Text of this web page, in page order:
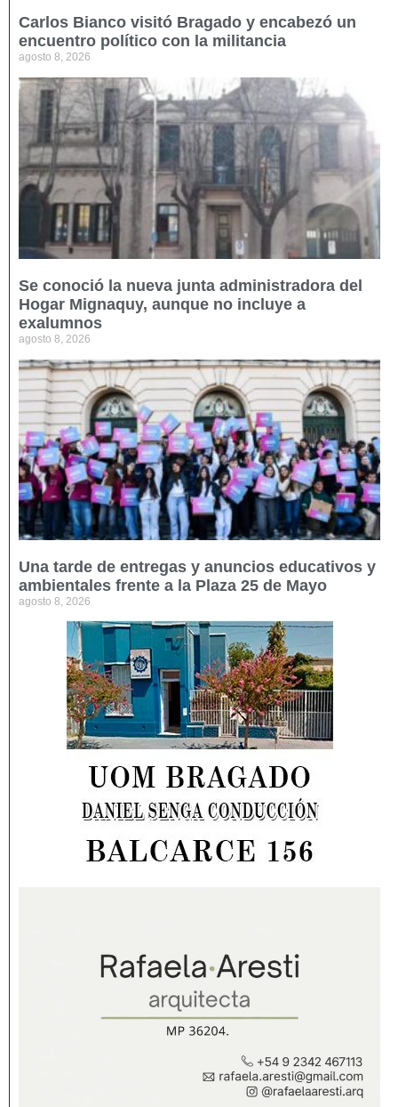
Carlos Bianco visitó Bragado y encabezó un
encuentro político con la militancia
agosto 8, 2026
Se conoció la nueva junta administradora del
Hogar Mignaquy, aunque no incluye a
exalumnos
agosto 8, 2026
Una tarde de entregas y anuncios educativos y
ambientales frente a la Plaza 25 de Mayo
agosto 8, 2026